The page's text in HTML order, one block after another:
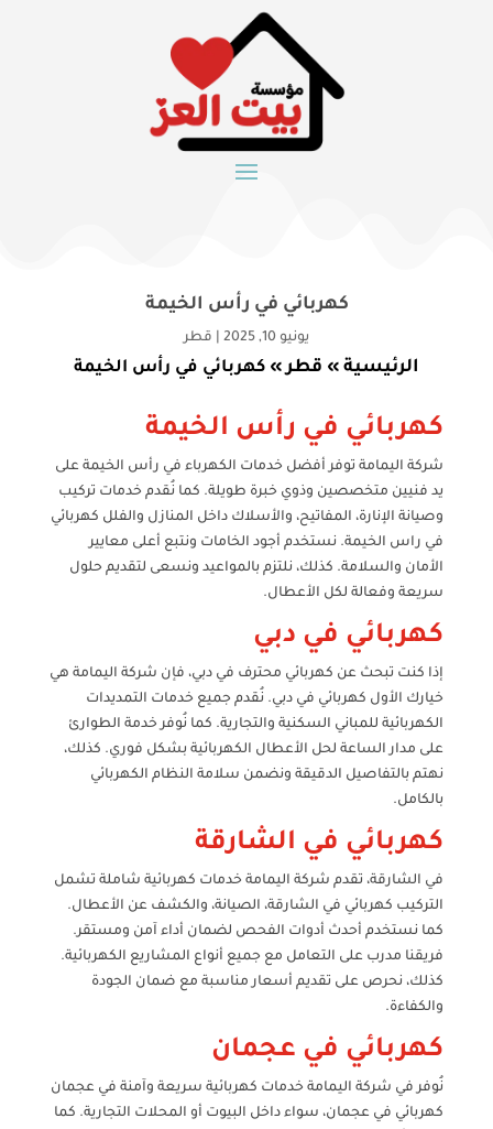
كهربائي في رأس الخيمة
يونيو 10, 2025 قطر
الرئيسية » قطر» كهربائي في رأس الخيمة
كهربائي في رأس الخيمة
شركة اليمامة توفر أفضل خدمات الكهرباء في رأس الخيمة على
يد فنيين متخصصين وذوي خبرة طويلة. كما نُقدم خدمات تركيب
وصيانة الإنارة، المفاتيح، والأسلاك داخل المنازل والفلل كهربائي
في راس الخيمة. نستخدم أجود الخامات ونتبع أعلى معايير
الأمان والسلامة. كذلك، نلتزم بالمواعيد ونسعى لتقديم حلول
سريعة وفعالة لكل الأعطال.
كهربائي في دبي
إذا كنت تبحث عن كهربائي محترف في دبي، فإن شركة اليمامة هي
خيارك الأول كهربائي في دبي. نُقدم جميع خدمات التمديدات
الكهربائية للمباني السكنية والتجارية. كما نُوفر خدمة الطوارئ
على مدار الساعة لحل الأعطال الكهربائية بشكل فوري. كذلك،
نهتم بالتفاصيل الدقيقة ونضمن سلامة النظام الكهربائي
بالكامل.
كهربائي في الشارقة
في الشارقة، تقدم شركة اليمامة خدمات كهربائية شاملة تشمل
التركيب كهربائي في الشارقة، الصيانة، والكشف عن الأعطال.
كما نستخدم أحدث أدوات الفحص لضمان أداء آمن ومستقر.
فريقنا مدرب على التعامل مع جميع أنواع المشاريع الكهربائية.
كذلك، نحرص على تقديم أسعار مناسبة مع ضمان الجودة
والكفاءة.
كهربائي في عجمان
نُوفر في شركة اليمامة خدمات كهربائية سريعة وآمنة في عجمان
كهربائي في عجمان، سواء داخل البيوت أو المحلات التجارية. كما